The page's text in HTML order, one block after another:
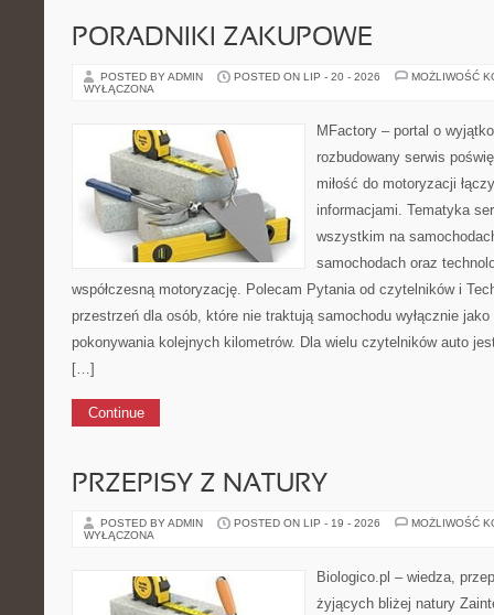
PORADNIKI ZAKUPOWE
POSTED BY ADMIN POSTED ON LIP - 20 - 2026
MOŻLIWOŚĆ
WYŁĄCZONA
MFactory – portal o
rozbudowany serwis
miłość do motoryzacji
informacjami. Tematyka
wszystkim na
samochodach oraz
współczesną motoryzację. Polecam Pytania od czytelników i
przestrzeń dla osób, które nie traktują samochodu wyłącznie
pokonywania kolejnych kilometrów. Dla wielu czytelników auto
[…]
Continue
PRZEPISY Z NATURY
POSTED BY ADMIN POSTED ON LIP - 19 - 2026
MOŻLIWOŚĆ
WYŁĄCZONA
Biologico.pl – wiedza,
żyjących bliżej natury